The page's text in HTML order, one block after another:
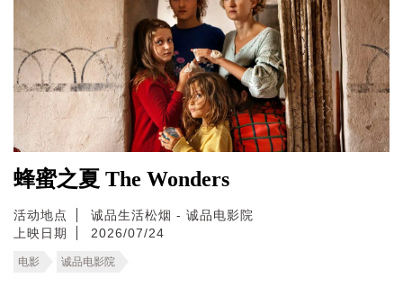
蜂蜜之夏 The Wonders
活动地点
诚品生活松烟 - 诚品电影院
上映日期
2026/07/24
电影 诚品电影院